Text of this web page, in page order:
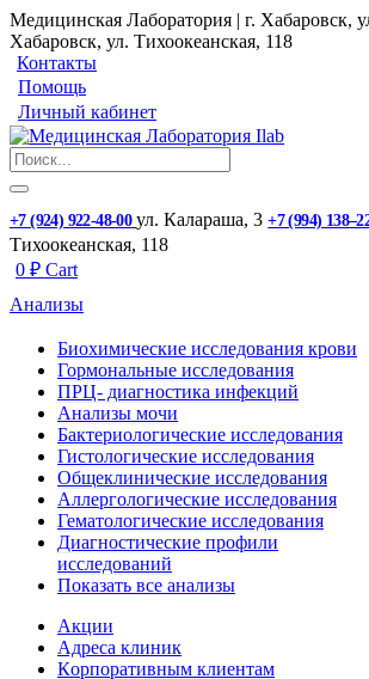
Медицинская Лаборатория | г. Хабаровск,
Хабаровск, ул. ​Тихоокеанская, 118
Контакты
Помощь
Личный кабинет
+7 (924) 922-48-00 ул. ​Калараша, 3 +7 (994)
Тихоокеанская, 118
0 ₽ Cart
Анализы
Биохимические исследования крови
Гормональные исследования
ПРЦ- диагностика инфекций
Анализы мочи
Бактериологические исследования
Гистологические исследования
Общеклинические исследования
Аллергологические исследования
Гематологические исследования
Диагностические профили
исследований
Показать все анализы
Акции
Адреса клиник
Кoрпоративным клиентам